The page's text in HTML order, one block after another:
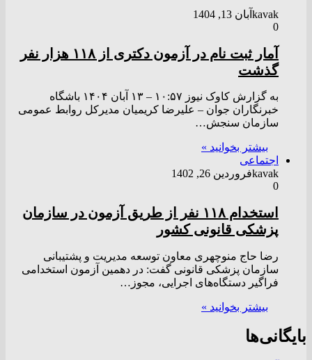
kavak آبان 13, 1404
0
آمار ثبت نام در آزمون دکتری از ۱۱۸ هزار نفر
گذشت
به گزارش کاوک نیوز ۱۰:۵۷ – ۱۳ آبان ۱۴۰۴ باشگاه
خبرنگاران جوان – علیرضا کریمیان مدیرکل روابط عمومی
سازمان سنجش…
بیشتر بخوانید »
اجتماعی
kavakفروردین 26, 1402
0
استخدام ۱۱۸ نفر از طریق آزمون در سازمان
پزشکی قانونی کشور
رضا حاج منوچهری معاون توسعه مدیریت و پشتیبانی
سازمان پزشکی قانونی گفت: در دهمین آزمون استخدامی
فراگیر دستگاه‌های اجرایی، مجوز…
بیشتر بخوانید »
بایگانی‌ها